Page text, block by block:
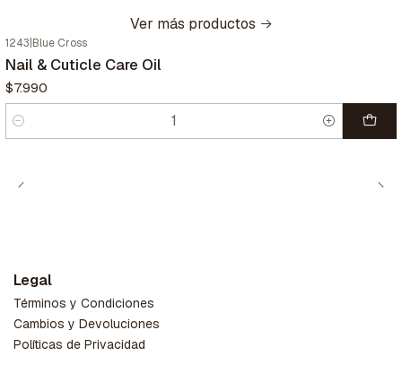
Ver más productos
1243 Blue Cross
Nail & Cuticle Care Oil
$7.990
Cantidad
Legal
Términos y Condiciones
Cambios y Devoluciones
Políticas de Privacidad